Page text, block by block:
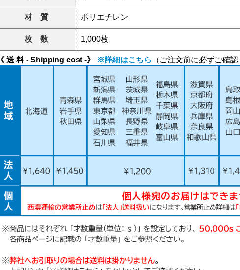
材 質 ポリエチレン
枚 数 1,000枚
《 送 料 - Shipping cost -》 ※詳細はこちら （ご注文前に必ずご確認